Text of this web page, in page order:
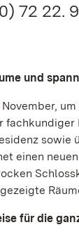
72 22.
und
sowie
einen
für die